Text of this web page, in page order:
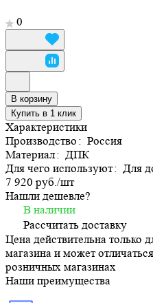
0
В корзину
Купить в 1 клик
Характеристики
Производство: Россия
Материал: ДПК
Для чего используют: Для
7 920 руб./шт
Нашли дешевле?
В наличии
Рассчитать доставку
Цена действительна только
магазина и может
розничных магазинах
Наши преимущества